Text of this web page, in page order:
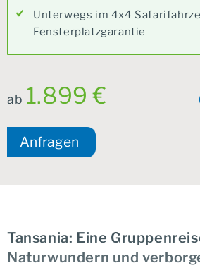
Unterwegs im 4x4
Fensterplatzgarantie
ab 1.899 €
Anfragen
Tansania: Eine
Naturwundern und